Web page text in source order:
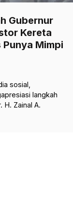
Gubernur
Kereta
Punya Mimpi
sosial,
langkah
H. Zainal A.